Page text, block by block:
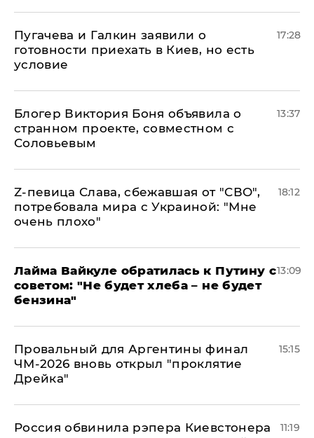
Пугачева и Галкин заявили о
готовности приехать в Киев, но есть
условие
17:28
Блогер Виктория Боня объявила о
странном проекте, совместном с
Соловьевым
13:37
Z-певица Слава, сбежавшая от "СВО",
потребовала мира с Украиной: "Мне
очень плохо"
18:12
Лайма Вайкуле обратилась к Путину с
советом: "Не будет хлеба – не будет
бензина"
13:09
Провальный для Аргентины финал
ЧМ-2026 вновь открыл "проклятие
Дрейка"
15:15
Россия обвинила рэпера Киевстонера
11:19